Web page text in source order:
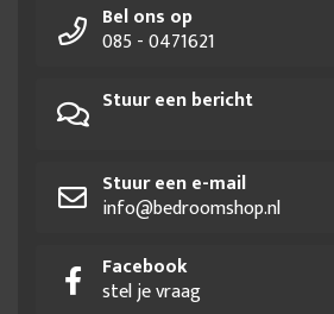
Bel ons op
085 - 0471621
Stuur een bericht
Stuur een e-mail
info@bedroomshop.nl
Facebook
stel je vraag